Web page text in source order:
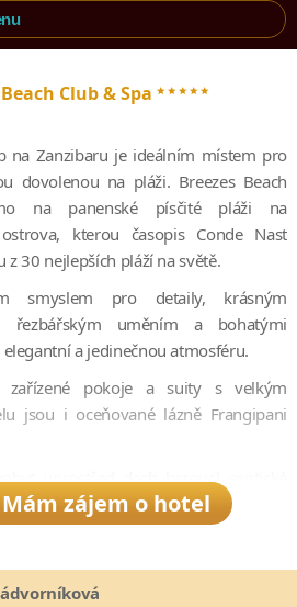
Club & Spa *****
na Zanzibaru je ideálním místem pro
dovolenou na pláži. Breezes Beach
na panenské písčité pláži na
kterou časopis Conde Nast
z 30 nejlepších pláží na světě.
smyslem pro detaily, krásným
řezbářským uměním a bohatými
a jedinečnou atmosféru.
zařízené pokoje a suity s velkým
jsou i oceňované lázně Frangipani
uprostřed dech beroucí exotické
byste mohli zažít fantastické prostředí,
personál.
Mám zájem o hotel